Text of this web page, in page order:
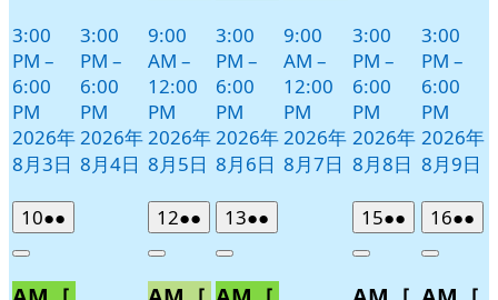
3:00
PM –
6:00
PM
2026年
8月3日
3:00
PM –
6:00
PM
2026年
8月4日
9:00
AM –
12:00
PM
2026年
8月5日
3:00
PM –
6:00
PM
2026年
8月6日
9:00
AM –
12:00
PM
2026年
8月7日
3:00
PM –
6:00
PM
2026年
8月8日
3:00
PM –
6:00
PM
2026年
8月9日
102026
年
月
●●
件
Close
122026
年
月
●●
件
Close
132026
年
月
●●
件
Close
152026
年
月
●●
件
Close
162026
年
月
●●
件
Close